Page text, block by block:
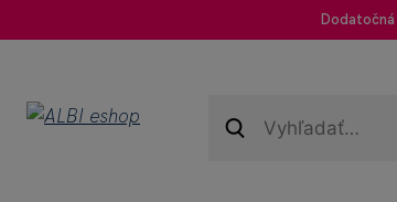
Dodatočná